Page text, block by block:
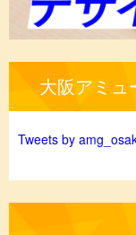
大阪アミュ
Tweets by